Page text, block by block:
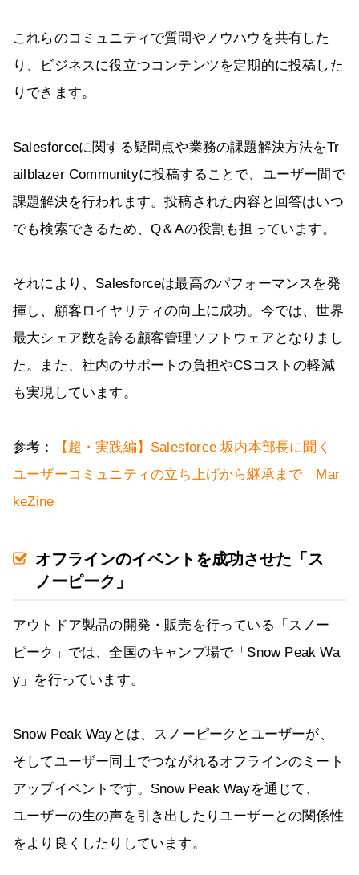
これらのコミュニティで質問やノウハウを共有した
り、ビジネスに役立つコンテンツを定期的に投稿した
りできます。
Salesforceに関する疑問点や業務の課題解決方法をTr
ailblazer Communityに投稿することで、ユーザー間で
課題解決を行われます。投稿された内容と回答はいつ
でも検索できるため、Q＆Aの役割も担っています。
それにより、Salesforceは最高のパフォーマンスを発
揮し、顧客ロイヤリティの向上に成功。今では、世界
最大シェア数を誇る顧客管理ソフトウェアとなりまし
た。また、社内のサポートの負担やCSコストの軽減
も実現しています。
参考：
【超・実践編】Salesforce 坂内本部長に聞く
ユーザーコミュニティの立ち上げから継承まで｜Mar
keZine
オフラインのイベントを成功させた「ス
ノーピーク」
アウトドア製品の開発・販売を行っている「スノー
ピーク」では、全国のキャンプ場で「Snow Peak Wa
y」を行っています。
Snow Peak Wayとは、スノーピークとユーザーが、
そしてユーザー同士でつながれるオフラインのミート
アップイベントです。Snow Peak Wayを通じて、
ユーザーの生の声を引き出したりユーザーとの関係性
をより良くしたりしています。